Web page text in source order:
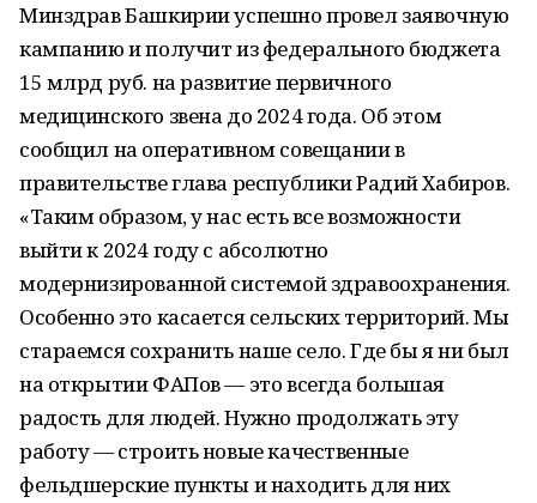
Минздрав Башкирии успешно провел заявочную
кампанию и получит из федерального бюджета
15 млрд руб. на развитие первичного
медицинского звена до 2024 года. Об этом
сообщил на оперативном совещании в
правительстве глава республики Радий Хабиров.
«Таким образом, у нас есть все возможности
выйти к 2024 году с абсолютно
модернизированной системой здравоохранения.
Особенно это касается сельских территорий. Мы
стараемся сохранить наше село. Где бы я ни был
на открытии ФАПов — это всегда большая
радость для людей. Нужно продолжать эту
работу — строить новые качественные
фельдшерские пункты и находить для них